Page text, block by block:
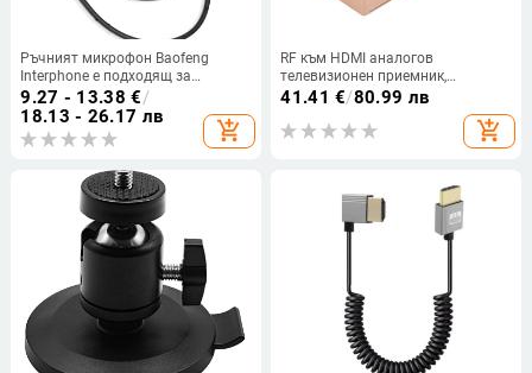
Ръчният микрофон Baofeng
Interphone е подходящ за
универсални ръчни слушалки
Baofeng UV-5R/UV-82/BF-888S.
9.27 - 13.38 €/
18.13 - 26.17 лв
add_shopping_cart
RF към HDMI аналогов
телевизионен приемник,
конвертор 1080P, дистанционно
управление, захранване, модел
YMQS8010A
41.41 €/80.99 лв
add_shopping_cart